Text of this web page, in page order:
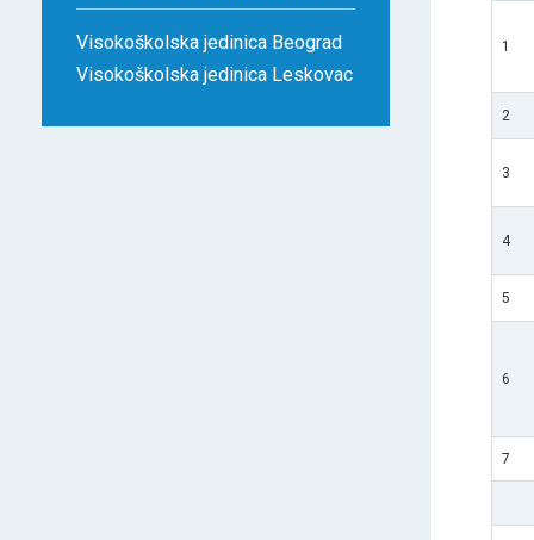
1
2
3
4
5
6
7
Visokoškolska jedinica Beograd
Visokoškolska jedinica Leskovac